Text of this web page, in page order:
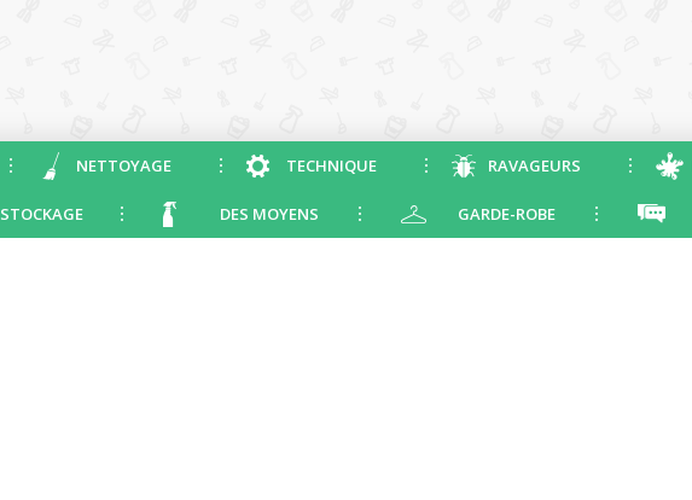
NETTOYAGE TECHNIQUE RAVAGEURS
STOCKAGE DES MOYENS GARDE-ROBE